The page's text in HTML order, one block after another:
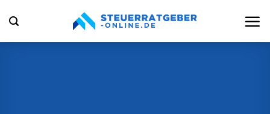
Inhalt
springen